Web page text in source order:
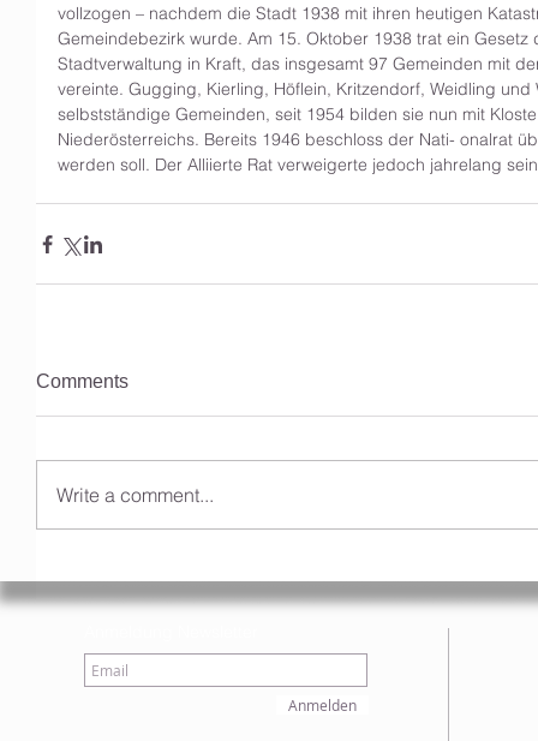
vollzogen – nachdem die Stadt 1938 mit ihren heutigen
Gemeindebezirk wurde. Am 15. Oktober 1938 trat ein
Stadtverwaltung in Kraft, das insgesamt 97 Gemeinden mit
vereinte. Gugging, Kierling, Höflein, Kritzendorf, Weidling
selbstständige Gemeinden, seit 1954 bilden sie nun mit
Niederösterreichs. Bereits 1946 beschloss der Nati- onalrat
werden soll. Der Alliierte Rat verweigerte jedoch jahrelang
Comments
Write a comment...
Anmelden